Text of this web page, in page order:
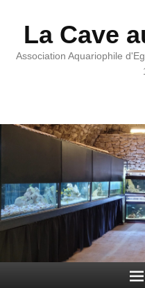
La Cave
Association Aquariophile